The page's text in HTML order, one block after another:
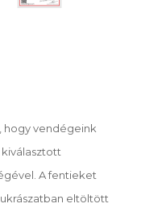
hogy vendégeink
A fentieket
eltöltött